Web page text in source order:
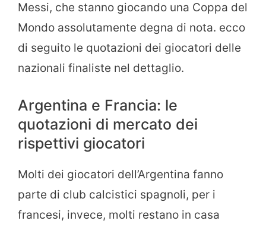
Messi, che stanno giocando una Coppa del
Mondo assolutamente degna di nota. ecco
di seguito le quotazioni dei giocatori delle
nazionali finaliste nel dettaglio.
Argentina e Francia: le
quotazioni di mercato dei
rispettivi giocatori
Molti dei giocatori dell’Argentina fanno
parte di club calcistici spagnoli, per i
francesi, invece, molti restano in casa